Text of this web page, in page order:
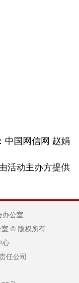
中国网信网 赵娟
活动主办方提供
办公室
© 版权所有
心
任公司